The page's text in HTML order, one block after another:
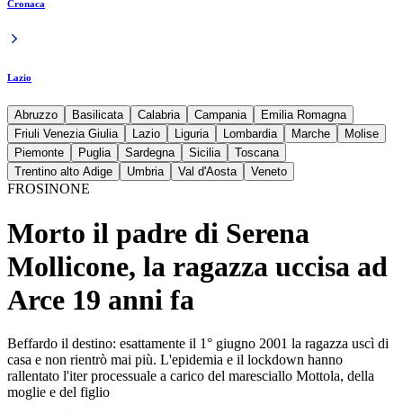
Cronaca
Lazio
Abruzzo Basilicata Calabria Campania
Emilia Romagna
Friuli Venezia Giulia
Lazio Liguria Lombardia Marche
Molise
Piemonte
Puglia Sardegna Sicilia
Toscana
Trentino alto Adige
Umbria Val d'Aosta Veneto
FROSINONE
Morto il padre di Serena
Mollicone, la ragazza uccisa ad
Arce 19 anni fa
Beffardo il destino: esattamente il 1° giugno 2001 la ragazza uscì di
casa e non rientrò mai più. L'epidemia e il lockdown hanno
rallentato l'iter processuale a carico del maresciallo Mottola, della
moglie e del figlio